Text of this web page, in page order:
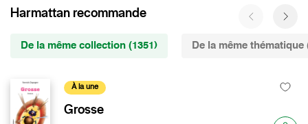
Harmattan recommande
De la même collection (1351) De la même thématique
À la une
Grosse